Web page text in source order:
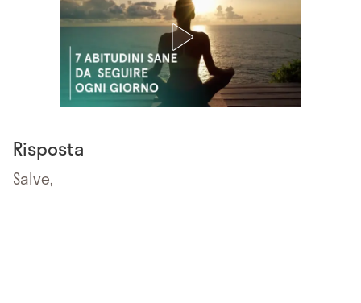
Risposta
Salve,